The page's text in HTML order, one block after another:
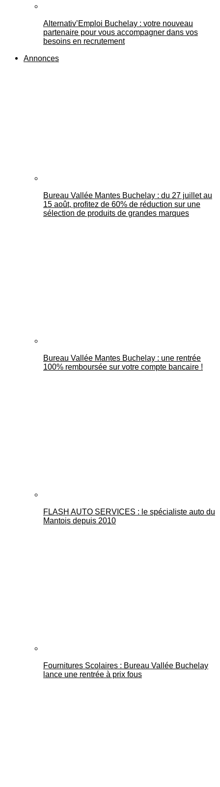
Alternativ’Emploi Buchelay : votre nouveau
partenaire pour vous accompagner dans vos
besoins en recrutement
Annonces
Bureau Vallée Mantes Buchelay : du 27 juillet au
15 août, profitez de 60% de réduction sur une
sélection de produits de grandes marques
Bureau Vallée Mantes Buchelay : une rentrée
100% remboursée sur votre compte bancaire !
FLASH AUTO SERVICES : le spécialiste auto du
Mantois depuis 2010
Fournitures Scolaires : Bureau Vallée Buchelay
lance une rentrée à prix fous